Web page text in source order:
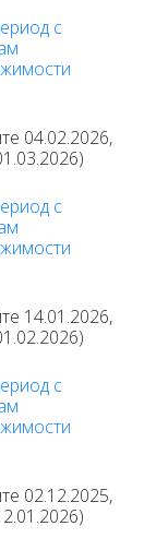
с
04.02.2026,
с
14.01.2026,
с
02.12.2025,